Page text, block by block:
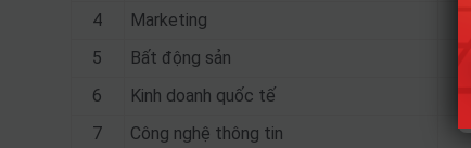
4
Marketing
5
Bất động sản
6
Kinh doanh quốc tế
7
Công nghệ thông tin